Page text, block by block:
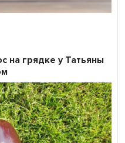
на грядке у Татьяны